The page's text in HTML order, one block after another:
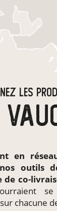
LES
en
outils
de co-
chacune